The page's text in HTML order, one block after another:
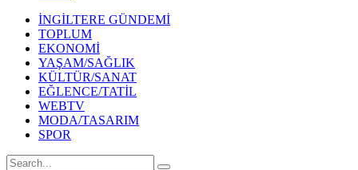
İNGİLTERE GÜNDEMİ
TOPLUM
EKONOMİ
YAŞAM/SAĞLIK
KÜLTÜR/SANAT
EĞLENCE/TATİL
WEBTV
MODA/TASARIM
SPOR